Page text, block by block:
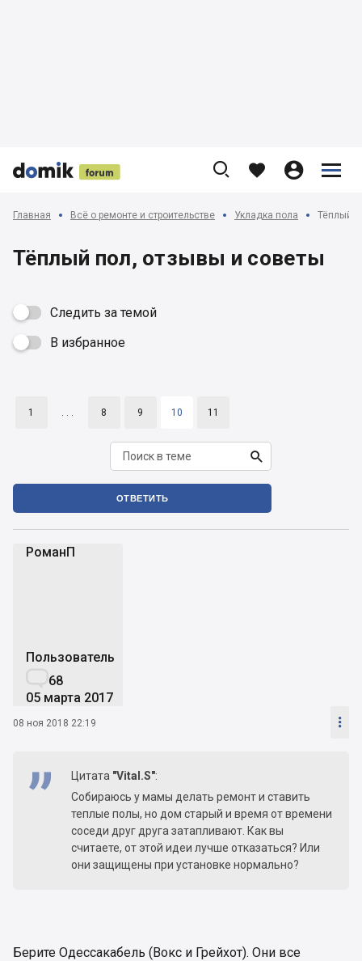


 
    


Главная Всё о ремонте и строительстве Укладка пола Тёплый
Тёплый пол, отзывы и советы
Следить за темой
 В избранное
1 . . . 8 9 10 11

ОТВЕТИТЬ
РоманП
Пользователь
68
05 марта 2017
08 ноя 2018 22:19 
Цитата "Vital.S":
Собираюсь у мамы делать ремонт и ставить
теплые полы, но дом старый и время от времени
соседи друг друга затапливают. Как вы
считаете, от этой идеи лучше отказаться? Или
они защищены при установке нормально?
Берите Одессакабель (Вокс и Грейхот). Они все